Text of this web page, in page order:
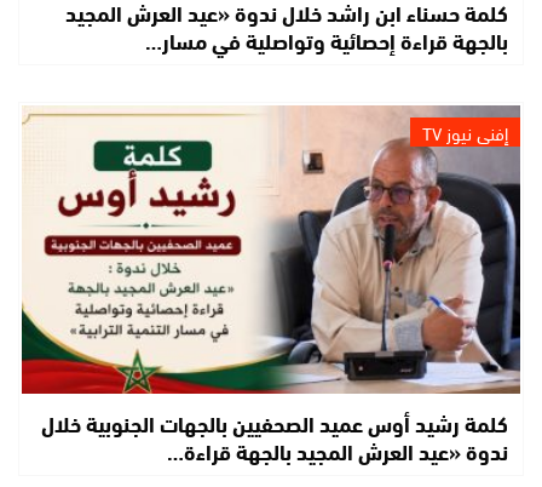
كلمة حسناء ابن راشد خلال ندوة «عيد العرش المجيد
بالجهة قراءة إحصائية وتواصلية في مسار…
إفني نيوز TV
كلمة رشيد أوس عميد الصحفيين بالجهات الجنوبية خلال
ندوة «عيد العرش المجيد بالجهة قراءة…